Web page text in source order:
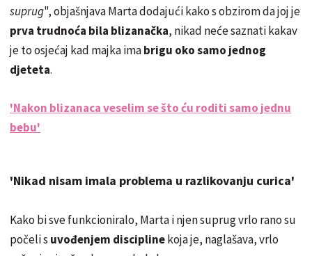
suprug", objašnjava Marta dodajući kako s obzirom da joj je
prva trudnoća bila blizanačka, nikad neće saznati kakav
je to osjećaj kad majka imabrigu oko samo jednog
djeteta.
'Nakon blizanaca veselim se što ću roditi samo jednu
bebu'
'Nikad nisam imala problema u razlikovanju curica'
Kako bi sve funkcioniralo, Marta i njen suprug vrlo rano su
počeli s uvođenjem disciplinekoja je, naglašava, vrlo